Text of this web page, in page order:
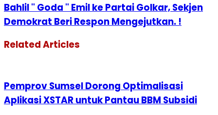
Bahlil " Goda " Emil ke Partai Golkar, Sekjen
Demokrat Beri Respon Mengejutkan. !
Related Articles
Pemprov Sumsel Dorong Optimalisasi
Aplikasi XSTAR untuk Pantau BBM Subsidi